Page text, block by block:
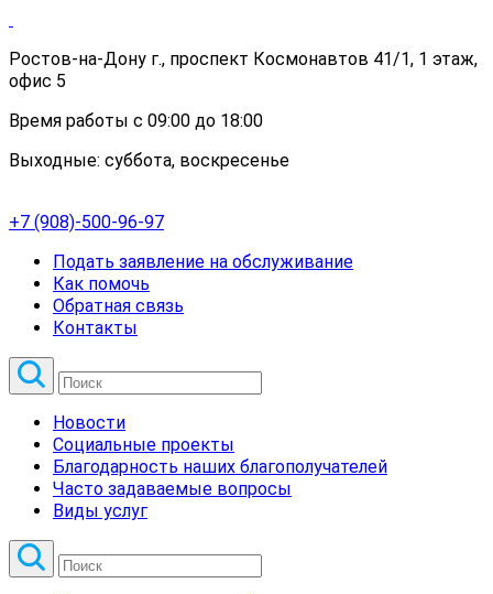
Ростов-на-Дону г., проспект Космонавтов 41/1, 1 этаж,
офис 5
Время работы с 09:00 до 18:00
Выходные: суббота, воскресенье
+7 (908)-500-96-97
Подать заявление на обслуживание
Как помочь
Обратная связь
Контакты
Новости
Социальные проекты
Благодарность наших благополучателей
Часто задаваемые вопросы
Виды услуг